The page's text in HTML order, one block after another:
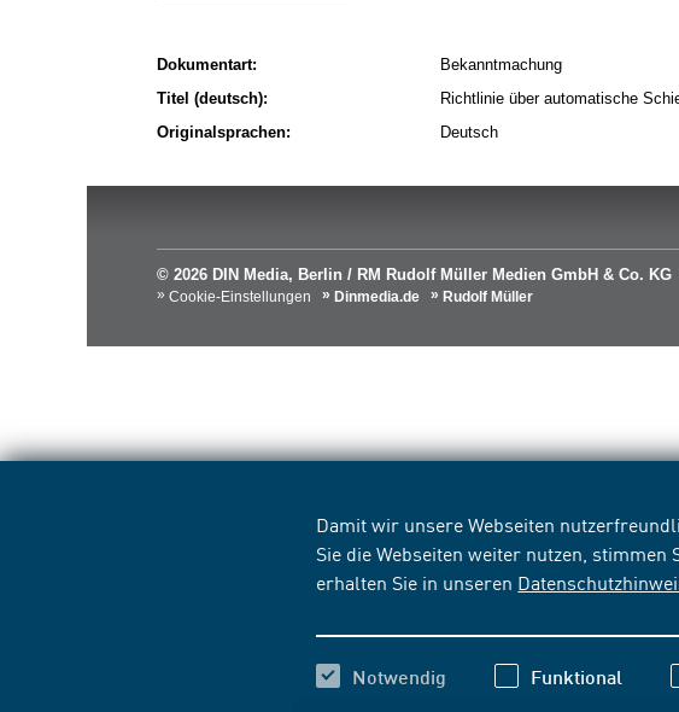
Damit wir unsere Webseiten
Sie die Webseiten weiter nutzen,
erhalten Sie in unseren
Notwendig Funktional
Dokumentart:
Bekanntmachung
Titel (deutsch):
Richtlinie über automatische
Originalsprachen:
Deutsch
© 2026 DIN Media, Berlin / RM Rudolf Müller Medien GmbH & Co. KG
Cookie-Einstellungen
Dinmedia.de Rudolf Müller